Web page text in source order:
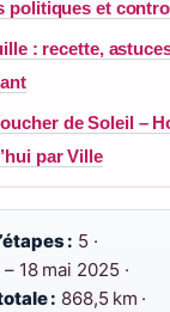
politiques et
: recette,
de Soleil –
par Ville
: 5 ·
– 18 mai 2025 ·
: 868,5 km ·